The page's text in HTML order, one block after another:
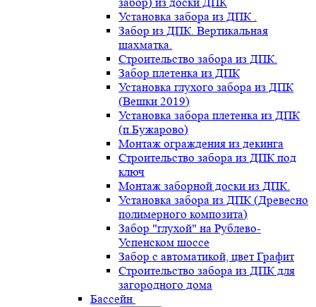
Установка забора из ДПК .
Забор из ДПК. Вертикальная
шахматка.
Строительство забора из ДПК.
Забор плетенка из ДПК
Установка глухого забора из ДПК
(Вешки 2019)
Установка забора плетенка из ДПК
(п.Бужарово)
Монтаж ограждения из декинга
Строительство забора из ДПК под
ключ
Монтаж заборной доски из ДПК.
Установка забора из ДПК (Древесно
полимерного композита)
Забор "глухой" на Рублево-
Успенском шоссе
Забор с автоматикой, цвет Графит
Строительство забора из ДПК для
загородного дома
Бассейн